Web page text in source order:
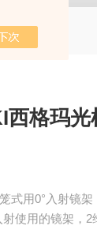
西格玛
式用0°入射镜
使用的镜架，2